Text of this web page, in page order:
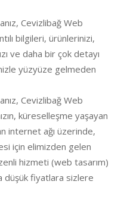
Cevizlibağ Web
bilgileri, ürünlerinizi,
ve daha bir çok detayı
yüzyüze gelmeden
Cevizlibağ Web
küreselleşme yaşayan
internet ağı üzerinde,
için elimizden gelen
hizmeti (web tasarım)
düşük fiyatlara sizlere